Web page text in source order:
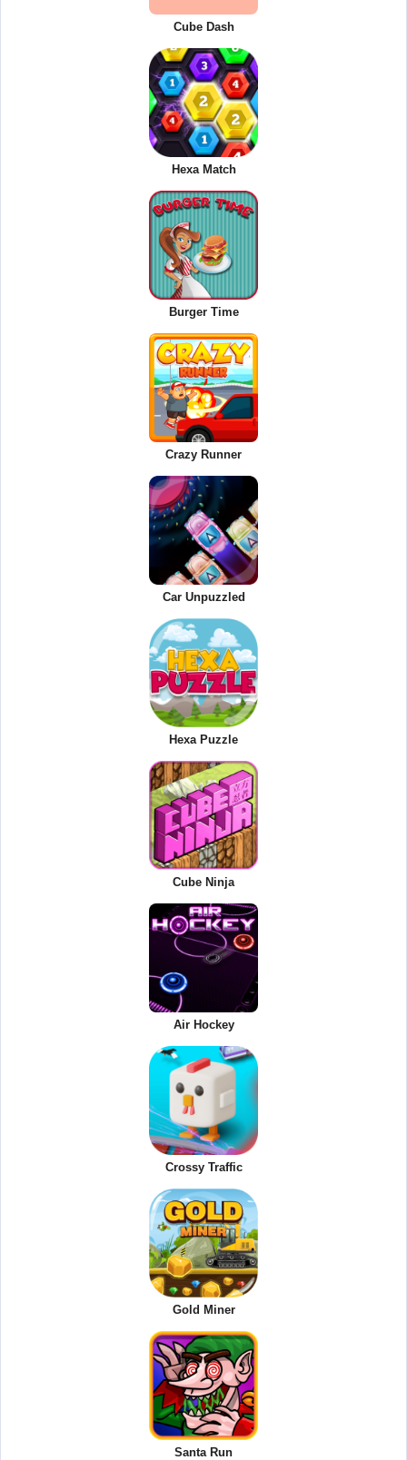
Cube Dash
Hexa Match
Burger Time
Crazy Runner
Car Unpuzzled
Hexa Puzzle
Cube Ninja
Air Hockey
Crossy Traffic
Gold Miner
Santa Run